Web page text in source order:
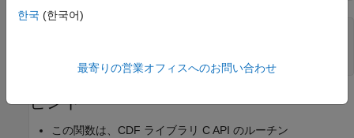
ヒント
この関数は、CDF ライブラリ C API のルーチン
한국 (한국어)
最寄りの営業オフィスへのお問い合わせ